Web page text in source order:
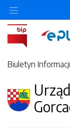
Biuletyn